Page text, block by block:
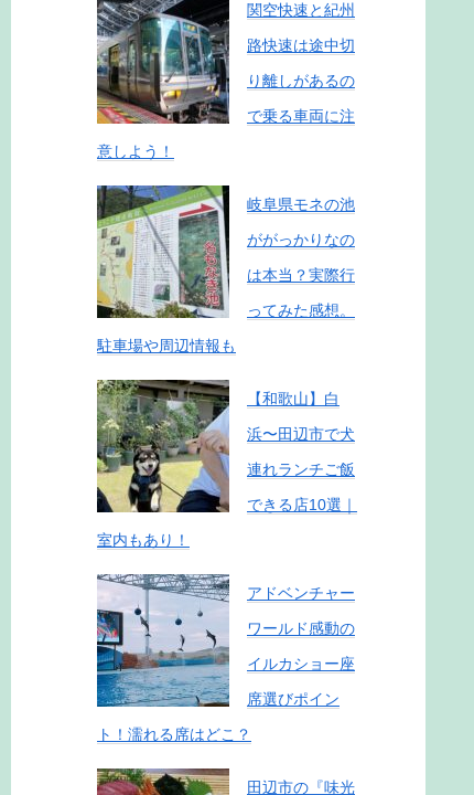
関空快速と紀州
路快速は途中切
り離しがあるの
で乗る車両に注
意しよう！
岐阜県モネの池
ががっかりなの
は本当？実際行
ってみた感想。
駐車場や周辺情報も
【和歌山】白
浜〜田辺市で犬
連れランチご飯
できる店10選｜
室内もあり！
アドベンチャー
ワールド感動の
イルカショー座
席選びポイン
ト！濡れる席はどこ？
田辺市の『味光